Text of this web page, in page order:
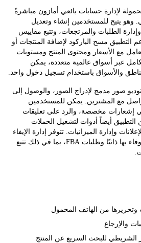
حسابات بائعي أمازون مباشرةً
للمستخدمين إنشاء وتعديل
والمرتجعات، وتتبع مقاييس
مسح الباركود لإضافة المنتجات أو
الأسعار ومحتوى المنتج ومستويات
أسواق عالمية متعددة، يمكن
باستخدام تسجيل دخول واحد.
مدمج لإدراج الصور، والوصول إلى
المشترين. يمكن للمستخدمين
مخصصة، والرد على تعليقات
أيضاً أدوات لتشغيل الحملات
الميزانيات. تتوفر إدارة الإيفاء
لكل من الطلبات التي يتم الوفاء بها ذاتيًا وطلبات FBA، بما في ذلك تتبع
من الهاتف المحمول
للبحث السريع عن المنتج